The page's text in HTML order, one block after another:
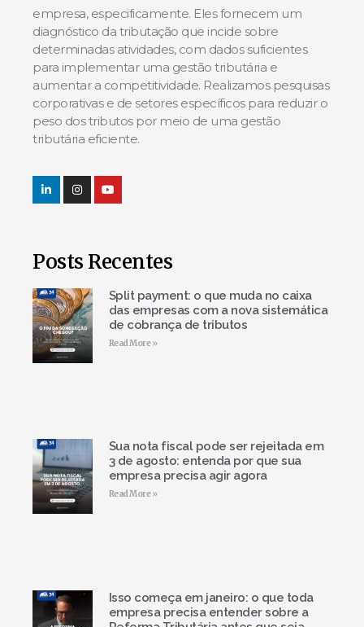
empresa, especificamente. Eles fornecem um
diagnóstico da tributação que incide sobre
determinadas atividades, com dados suficientes
para implementar uma gestão tributária e
aumentar a competitividade. Realizamos pesquisas
corporativas e de setores específicos para reduzir o
peso dos tributos por meio de uma gestão
tributária eficiente.
Posts Recentes
Split payment: o que muda no caixa
das empresas com a nova sistemática
de cobrança de tributos
Read More »
Sua nota fiscal pode ser rejeitada em
3 de agosto: entenda por que sua
empresa precisa agir agora
Read More »
Isso começa em janeiro: o que toda
empresa precisa entender sobre a